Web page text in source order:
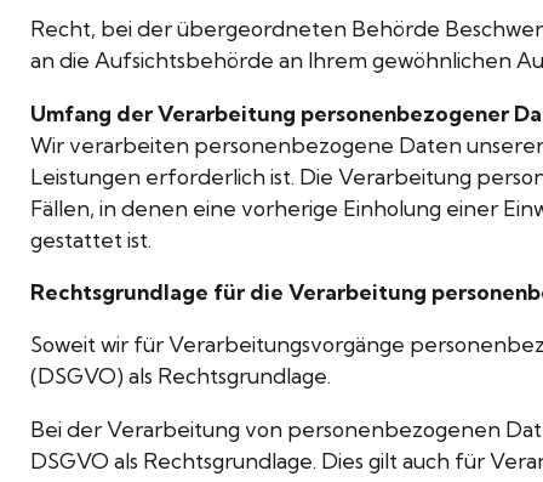
Recht, bei der übergeordneten Behörde
an die Aufsichtsbehörde an Ihrem gewöhnlichen
Umfang der Verarbeitung personenbezogener
Wir verarbeiten personenbezogene Daten
Leistungen erforderlich ist. Die Verarbeitung
Fällen, in denen eine vorherige Einholung einer
gestattet ist.
Rechtsgrundlage für die Verarbeitung
Soweit wir für Verarbeitungsvorgänge
(DSGVO) als Rechtsgrundlage.
Bei der Verarbeitung von personenbezogenen
DSGVO als Rechtsgrundlage. Dies gilt auch für